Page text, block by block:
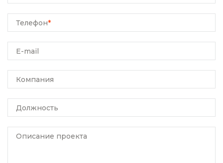
Телефон*
E-mail
Компания
Должность
Описание проекта